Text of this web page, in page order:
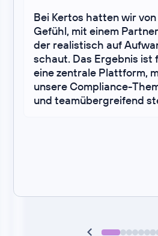
Bei Kertos hatten wir
Gefühl, mit einem
der realistisch auf
schaut. Das Ergebnis ist
eine zentrale Plattform,
unsere Compliance-
und teamübergreifend